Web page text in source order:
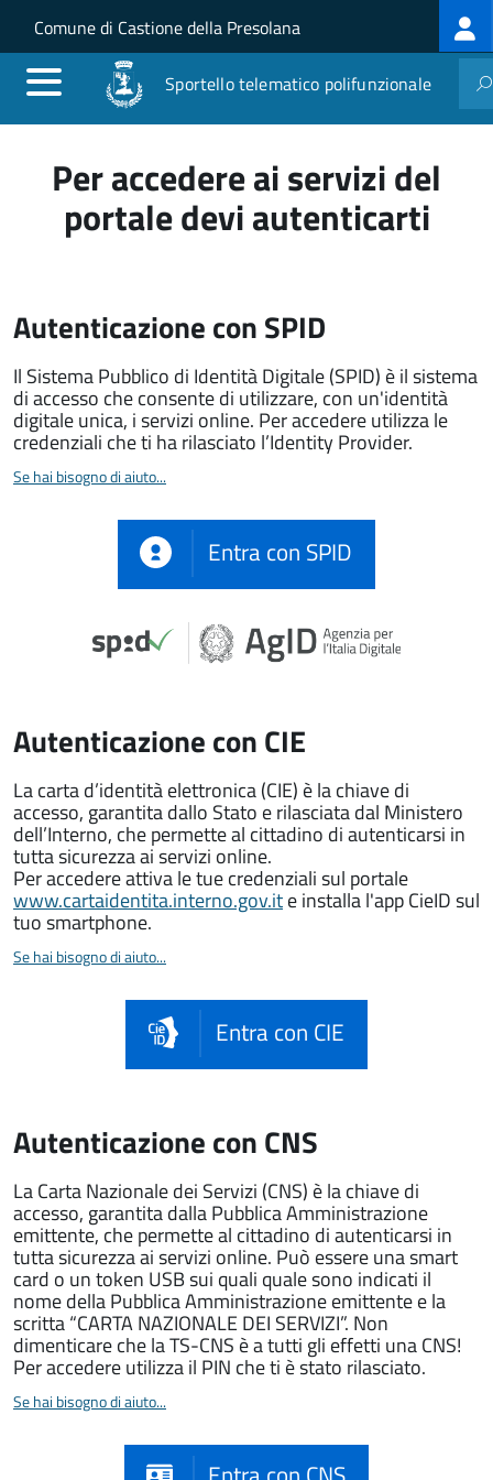
Salta al contenuto principale
Skip to site navigation
Comune di Castione della Presolana
Sportello telematico polifunzionale
Per accedere ai servizi del
portale devi autenticarti
Autenticazione con SPID
Il Sistema Pubblico di Identità Digitale (SPID) è il sistema
di accesso che consente di utilizzare, con un'identità
digitale unica, i servizi online. Per accedere utilizza le
credenziali che ti ha rilasciato l’Identity Provider.
Se hai bisogno di aiuto...
Entra con SPID
Autenticazione con CIE
La carta d’identità elettronica (CIE) è la chiave di
accesso, garantita dallo Stato e rilasciata dal Ministero
dell’Interno, che permette al cittadino di autenticarsi in
tutta sicurezza ai servizi online.
Per accedere attiva le tue credenziali sul portale
www.cartaidentita.interno.gov.ite installa l'app CieID sul
tuo smartphone.
Se hai bisogno di aiuto...
Entra con CIE
Autenticazione con CNS
La Carta Nazionale dei Servizi (CNS) è la chiave di
accesso, garantita dalla Pubblica Amministrazione
emittente, che permette al cittadino di autenticarsi in
tutta sicurezza ai servizi online. Può essere una smart
card o un token USB sui quali quale sono indicati il
nome della Pubblica Amministrazione emittente e la
scritta “CARTA NAZIONALE DEI SERVIZI”. Non
dimenticare che la TS-CNS è a tutti gli effetti una CNS!
Per accedere utilizza il PIN che ti è stato rilasciato.
Se hai bisogno di aiuto...